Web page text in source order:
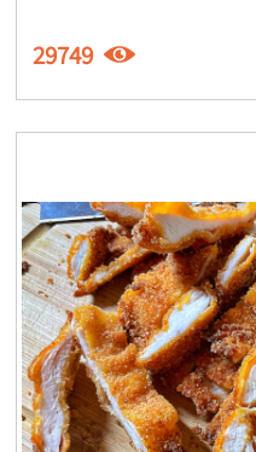
29749